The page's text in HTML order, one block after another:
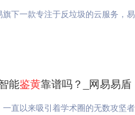
下一款专注于反垃圾的云服务，
能鉴黄靠谱吗？_网易易盾
直以来吸引着学术圈的无数攻坚